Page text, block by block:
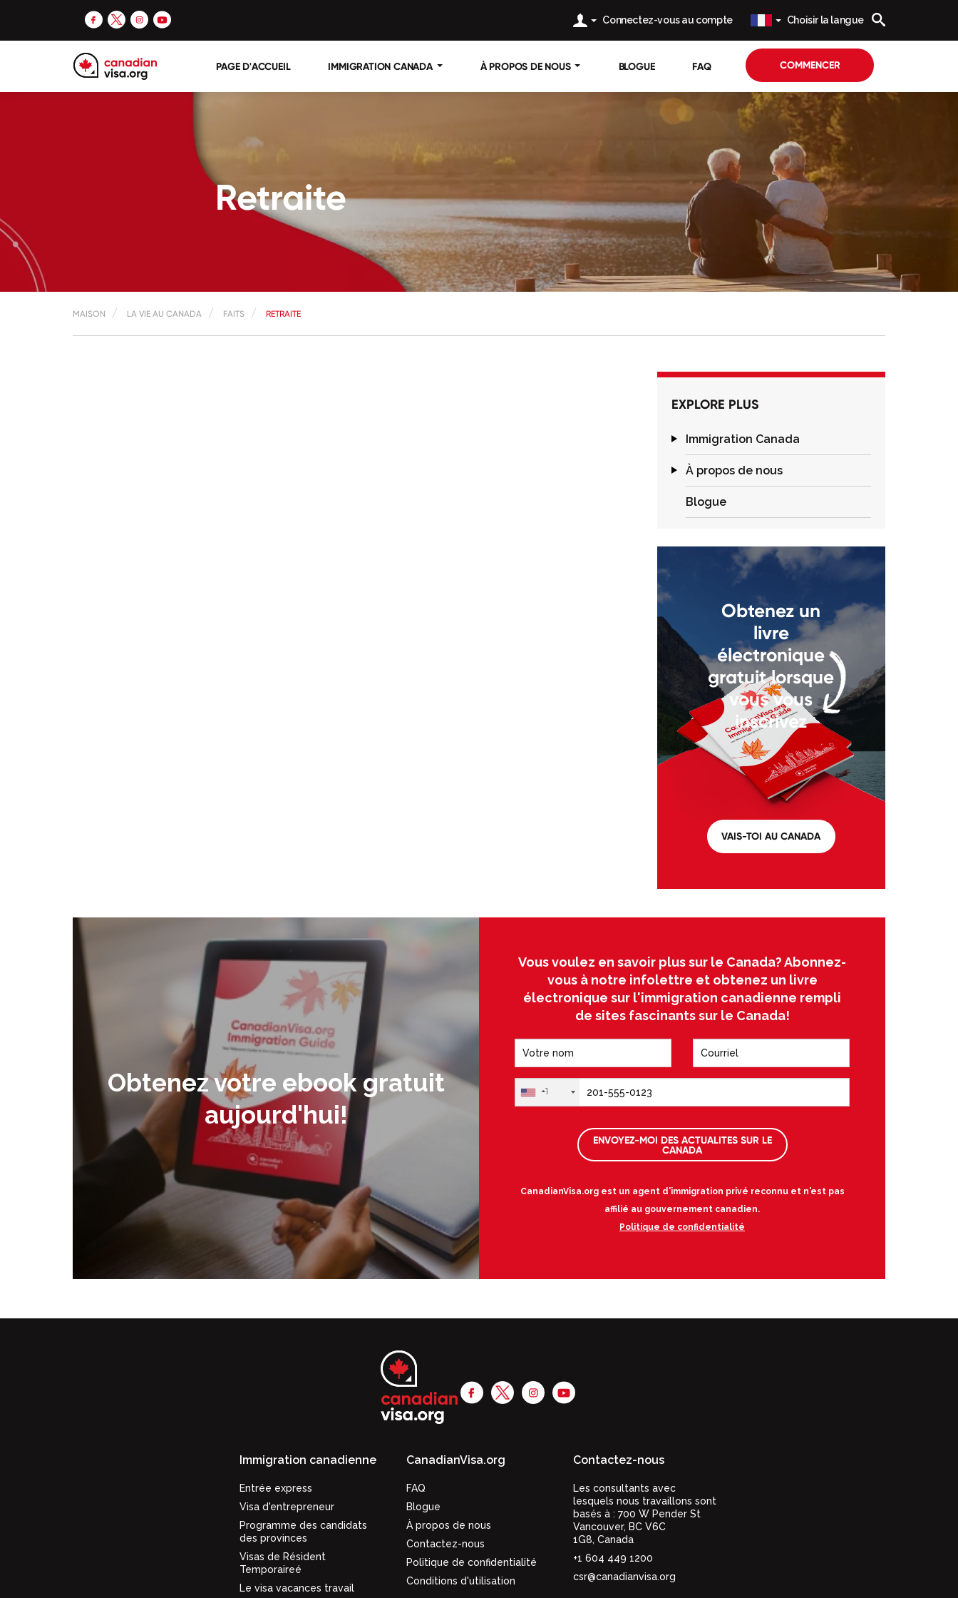
Connectez-vous au compte Choisir la langue
PAGE D'ACCUEIL IMMIGRATION CANADA À PROPOS DE NOUS BLOGUE FAQ COMMENCER
Retraite
MAISON LA VIE AU CANADA FAITS RETRAITE
EXPLORE PLUS
Immigration Canada
À propos de nous
Blogue
Obtenez un
livre
électronique
gratuit lorsque
vous vous
inscrivez
VAIS-TOI AU CANADA
Obtenez votre ebook gratuit
aujourd'hui!
Vous voulez en savoir plus sur le Canada? Abonnez-
vous à notre infolettre et obtenez un livre
électronique sur l'immigration canadienne rempli
de sites fascinants sur le Canada!
+1
ENVOYEZ-MOI DES ACTUALITES SUR LE
CANADA
CanadianVisa.org est un agent d'immigration privé reconnu et n'est pas
affilié au gouvernement canadien.
Politique de confidentialité
Immigration canadienne
Entrée express
Visa d'entrepreneur
Programme des candidats
des provinces
Visas de Résident
Temporaireé
Le visa vacances travail
CanadianVisa.org
FAQ
Blogue
À propos de nous
Contactez-nous
Politique de confidentialité
Conditions d'utilisation
Contactez-nous
Les consultants avec
lesquels nous travaillons sont
basés à : 700 W Pender St
Vancouver, BC V6C
1G8, Canada
+1 604 449 1200
csr@canadianvisa.org